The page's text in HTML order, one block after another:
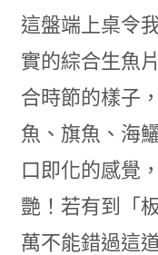
這盤端上桌令
實的綜合生魚
合時節的樣子
魚、旗魚、海
口即化的感覺
艷！若有到「
萬不能錯過這